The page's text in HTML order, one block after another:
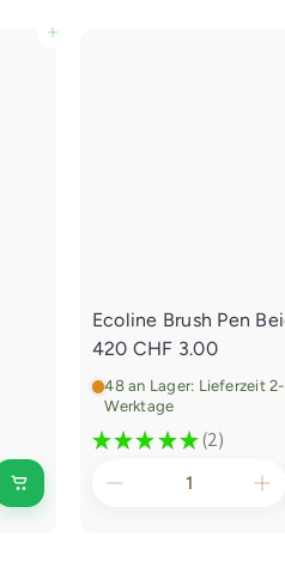
In den Einkaufswagen legen
I
n
Ecoline Brush Pen
420 CHF 3.00
48 an Lager: Lieferzeit
Werktage
★ ★ ★ ★ ★ 2
2